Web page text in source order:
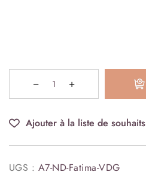
Ajouter à la liste de souhaits
UGS : A7-ND-Fatima-VDG